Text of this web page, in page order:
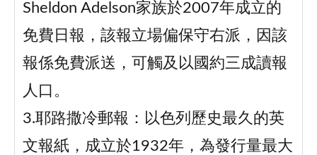
Sheldon Adelson家族於2007年成立的
免費日報，該報立場偏保守右派，因該
報係免費派送，可觸及以國約三成讀報
人口。
3.耶路撒冷郵報：以色列歷史最久的英
文報紙，成立於1932年，為發行量最大